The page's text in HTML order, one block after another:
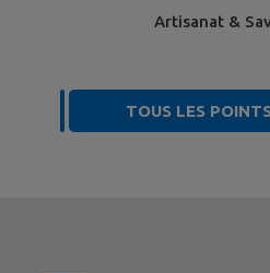
Artisanat &
TOUS LES